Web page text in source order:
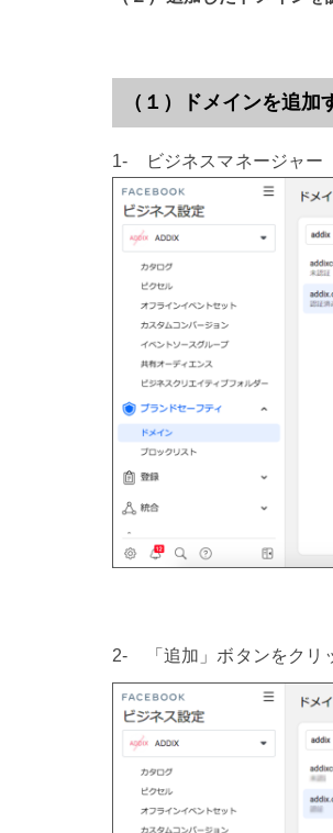
（１）ドメインを追加
1- ビジネスマネージャー
2- 「追加」ボタンをクリ